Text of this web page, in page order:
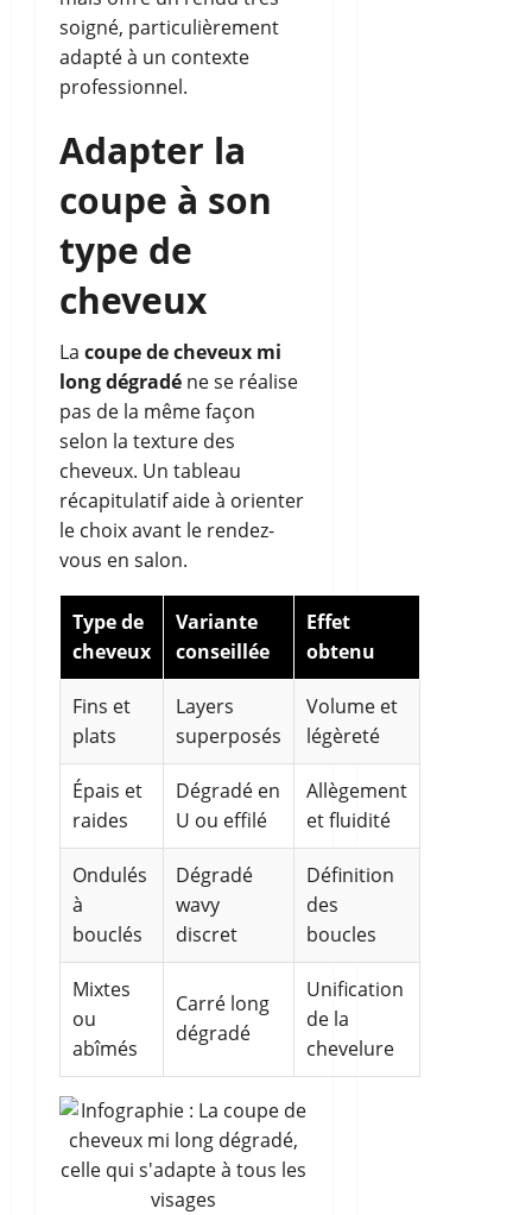
soigné, particulièrement
adapté à un contexte
professionnel.
Adapter la
coupe à son
type de
cheveux
La coupe de cheveux mi
long dégradé ne se réalise
pas de la même façon
selon la texture des
cheveux. Un tableau
récapitulatif aide à orienter
le choix avant le rendez-
vous en salon.
Type de
cheveux
Variante
conseillée
Effet
obtenu
Fins et
plats
Layers
superposés
Volume et
légèreté
Épais et
raides
Dégradé en
U ou effilé
Allègement
et fluidité
Ondulés
à
bouclés
Dégradé
wavy
discret
Définition
des
boucles
Mixtes
ou
abîmés
Carré long
dégradé
Unification
de la
chevelure